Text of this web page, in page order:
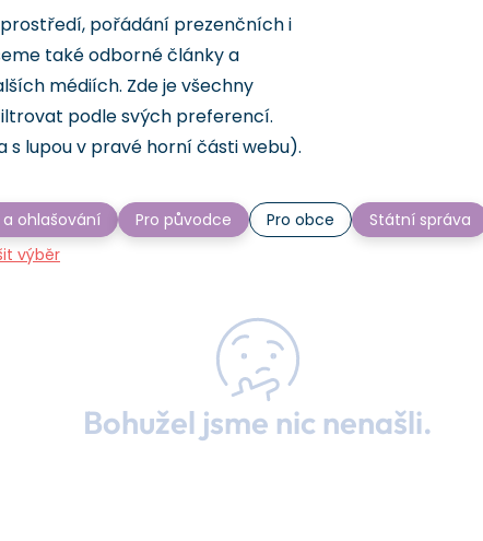
pořádání prezenčních i
také odborné články a
médiích. Zde je všechny
podle svých preferencí.
s lupou v pravé horní části webu).
ohlašování Pro původce Pro obce Státní správa
výběr
Bohužel jsme nic nenašli.